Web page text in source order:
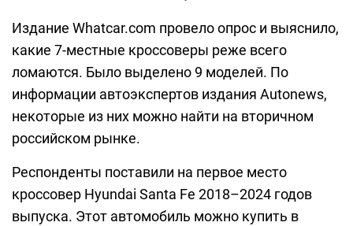
Издание Whatcar.com провело опрос и выяснило,
какие 7-местные кроссоверы реже всего
ломаются. Было выделено 9 моделей. По
информации автоэкспертов издания Autonews,
некоторые из них можно найти на вторичном
российском рынке.
Респонденты поставили на первое место
кроссовер Hyundai Santa Fe 2018–2024 годов
выпуска. Этот автомобиль можно купить в